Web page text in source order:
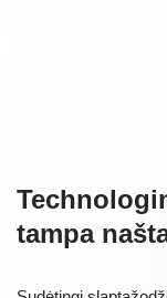
tampa